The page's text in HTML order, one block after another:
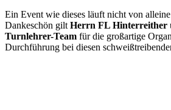
Ein Event wie dieses läuft nicht von
Dankeschön gilt Herrn FL Hinterreither
Turnlehrer-Team für die großartige
Durchführung bei diesen